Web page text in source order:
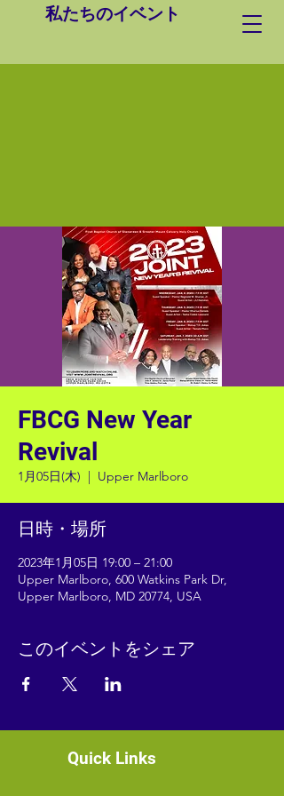
私たちのイベント
FBCG New Year
Revival
1月05日(木)
  |
Upper Marlboro
日時・場所
2023年1月05日 19:00 – 21:00
Upper Marlboro, 600 Watkins Park Dr,
Upper Marlboro, MD 20774, USA
このイベントをシェア
Quick Links